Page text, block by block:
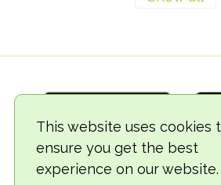
This website uses cookies
ensure you get the best
experience on our website.
© 2018-2026 TheVegCat